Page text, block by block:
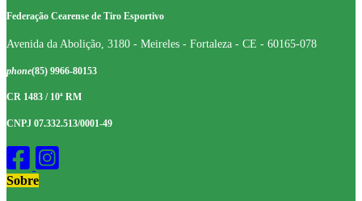
Federação Cearense de Tiro Esportivo
Avenida da Abolição, 3180 - Meireles - Fortaleza - CE - 60165-078
phone(85) 9966-80153
CR 1483 / 10ª RM
CNPJ 07.332.513/0001-49
Sobre